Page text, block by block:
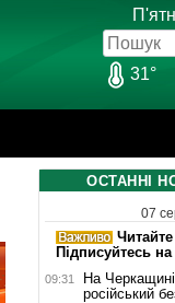
31°
ОСТАННІ
07
Читайте
Підписуйтесь
09:31
На
російський